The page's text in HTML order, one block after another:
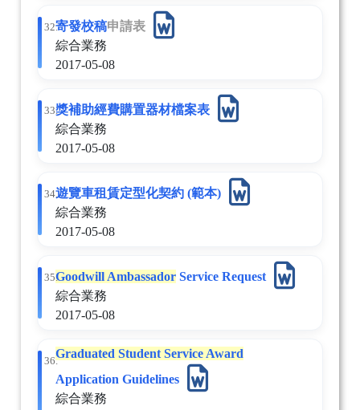
32.寄發校稿申請表
綜合業務
2017-05-08
33.獎補助經費購置器材檔案表
綜合業務
2017-05-08
34.遊覽車租賃定型化契約 (範本)
綜合業務
2017-05-08
35.Goodwill AmbassadorService Request
綜合業務
2017-05-08
36.
Graduated Student Service Award
Application Guidelines
綜合業務